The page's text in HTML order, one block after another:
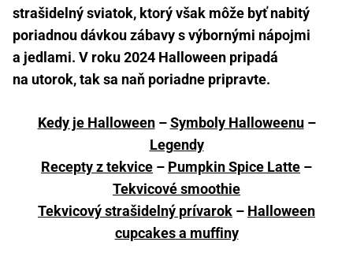
strašidelný sviatok, ktorý však môže byť nabitý
poriadnou dávkou zábavy s výbornými nápojmi
a jedlami. V roku 2024 Halloween pripadá
na utorok, tak sa naň poriadne pripravte.
Kedy je Halloween–Symboly Halloweenu–
Legendy
Recepty z tekvice – Pumpkin Spice Latte –
Tekvicové smoothie
Tekvicový strašidelný prívarok – Halloween
cupcakes a muffiny